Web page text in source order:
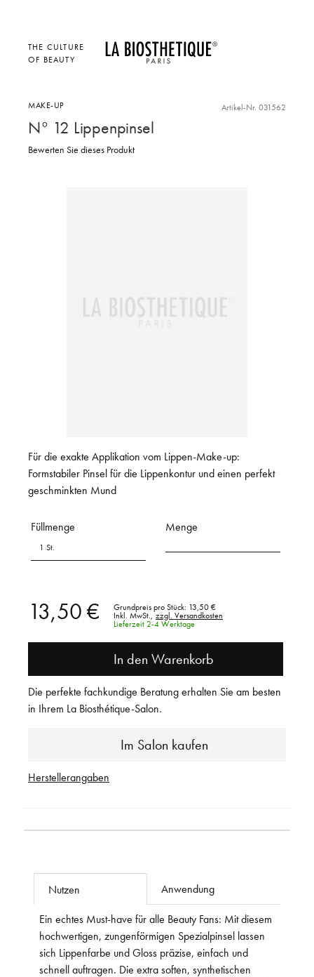
THE CULTURE
OF BEAUTY
MAKE-UP Artikel-Nr. 031562
N° 12 Lippenpinsel
Bewerten Sie dieses Produkt
Für die exakte Applikation vom Lippen-Make-up:
Formstabiler Pinsel für die Lippenkontur und einen perfekt
geschminkten Mund
Füllmenge
1 St.
Menge
13,50 € Grundpreis pro Stück: 13,50 €
Inkl. MwSt.,
zzgl. Versandkosten
Lieferzeit 2-4 Werktage
In den Warenkorb
Im Salon kaufen
Die perfekte fachkundige Beratung erhalten Sie am besten
in Ihrem La Biosthétique-Salon.
Herstellerangaben
Nutzen Anwendung
Ein echtes Must-have für alle Beauty Fans: Mit diesem
hochwertigen, zungenförmigen Spezialpinsel lassen
sich Lippenfarbe und Gloss präzise, einfach und
schnell auftragen. Die extra soften, synthetischen